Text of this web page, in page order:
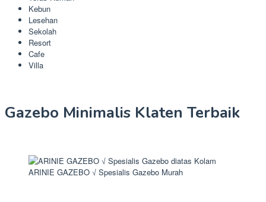
Kebun
Lesehan
Sekolah
Resort
Cafe
Villa
Gazebo Minimalis Klaten Terbaik
ARINIE GAZEBO √ Spesialis Gazebo Murah